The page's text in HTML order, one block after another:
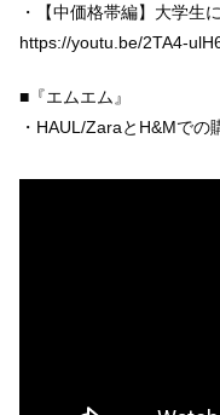
・【中価格帯編】大学生
https://youtu.be/2TA4-
■『エムエム』
・HAUL/ZaraとH&Mで